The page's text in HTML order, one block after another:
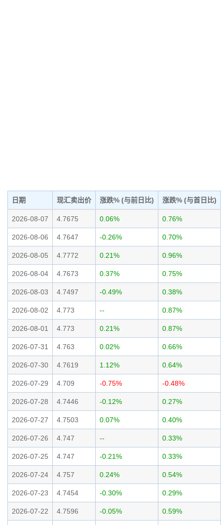
日期 现汇卖出价 涨跌% (与前日比) 涨跌% (与首日比)
2026-08-07 4.7675 0.06% 0.76%
2026-08-06 4.7647 -0.26% 0.70%
2026-08-05 4.7772 0.21% 0.96%
2026-08-04 4.7673 0.37% 0.75%
2026-08-03 4.7497 -0.49% 0.38%
2026-08-02 4.773 -- 0.87%
2026-08-01 4.773 0.21% 0.87%
2026-07-31 4.763 0.02% 0.66%
2026-07-30 4.7619 1.12% 0.64%
2026-07-29 4.709 -0.75% -0.48%
2026-07-28 4.7446 -0.12% 0.27%
2026-07-27 4.7503 0.07% 0.40%
2026-07-26 4.747 -- 0.33%
2026-07-25 4.747 -0.21% 0.33%
2026-07-24 4.757 0.24% 0.54%
2026-07-23 4.7454 -0.30% 0.29%
2026-07-22 4.7596 -0.05% 0.59%